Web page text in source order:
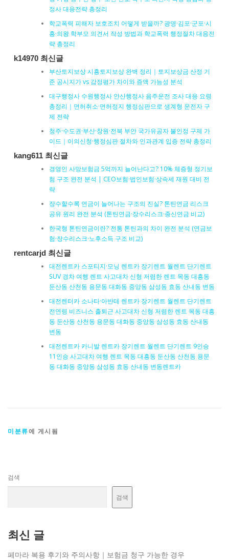
정사 대응전략 총정리
학교폭력 피해자 보호조치 어떻게 받을까? 광명·김포·군포·시
흥·의왕 학부모 의견서 작성 방법과 학교폭력 행정절차 대응전
략 총정리
k14970 최신글
부산토지보상 시흥토지보상 완벽 정리｜토지보상금 산정 기
준 공시지가 vs 감정평가 차이와 증액 가능성 분석
대구행정사 수원행정사 안산행정사 음주운전 조사 대응 요령
총정리｜면허취소·면허정지 행정심판으로 생계형 운전자 구
제 전략
청주·수도권·부산·창원·전북 부안 국가유공자 불인정 구제 가
이드｜이의신청·행정심판 절차와 인과관계 입증 전략 총정리
kang611 최신글
경영인 사망보험금 5억까지 늘어난다고? 10% 체증형 정기보
험 구조 완전 분석 | CEO보험·법인보험·상속세 재원 대비 전
략
장수할수록 연금이 늘어나는 구조의 진실? 톤틴연금 리스크
공유 원리 완전 분석 (톤틴연금·장수리스크·종신연금 비교)
한국형 톤틴연금이란? 전통 톤틴과의 차이 완전 분석 (연금보
험·장수리스크·노후소득 구조 비교)
rentcarjd 최신글
대전렌트카 스포티지·모닝 렌트카 장기렌트 월렌트 단기렌트
SUV 경차 여행 렌트 사고대차 신형 저렴한 렌트 목동 대흥동
둔산동 산천동 용문동 대화동 중앙동 삼성동 효동 산내동 변동
대전렌터카 소나타·아반테 렌트카 장기렌트 월렌트 단기렌트
전연령 비즈니스 출퇴근 사고대차 신형 저렴한 렌트 목동 대흥
동 둔산동 산천동 용문동 대화동 중앙동 삼성동 효동 산내동
변동
대전렌트카 카니발 렌트카 장기렌트 월렌트 단기렌트 9인승
11인승 사고대차 여행 렌트 목동 대흥동 둔산동 산천동 용문
동 대화동 중앙동 삼성동 효동 산내동 변동렌트카
미분류에 게시됨
검색
검색
최신 글
페마라 복용 후기와 주의사항｜보험금 청구 가능한 경우